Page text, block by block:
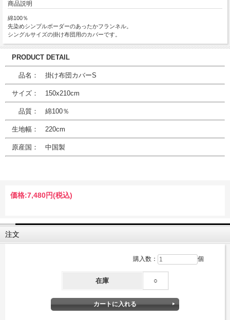
商品説明
綿100％
先染めシンプルボーダーのあったかフランネル。
シングルサイズの掛け布団用のカバーです。
PRODUCT DETAIL
品名： 掛け布団カバーS
サイズ： 150x210cm
品質： 綿100％
生地幅： 220cm
原産国： 中国製
価格:7,480円(税込)
注文
購入数： 個
在庫 ○